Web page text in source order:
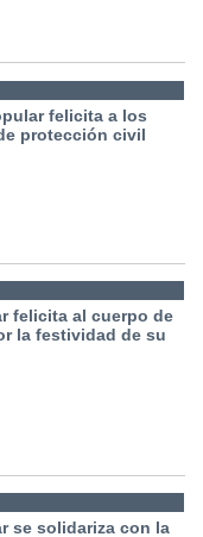
felicita a los
protección civil
felicita al cuerpo de
la festividad de su
se solidariza con la